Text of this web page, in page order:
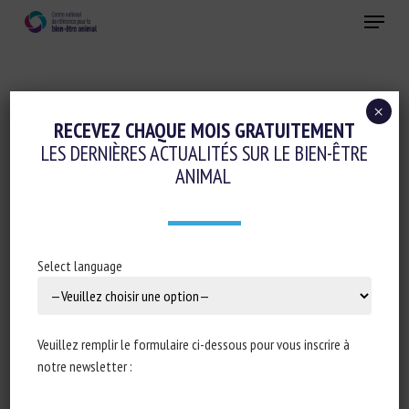
Menu
DISCIPLINE :PHILOSOPHIE
research: A One Health perspective
James William Yeates
Publié en 2024
RECEVEZ CHAQUE MOIS GRATUITEMENT
LES DERNIÈRES ACTUALITÉS SUR LE BIEN-ÊTRE
ANIMAL
Select language
Veuillez remplir le formulaire ci-dessous pour vous inscrire à
notre newsletter :
×